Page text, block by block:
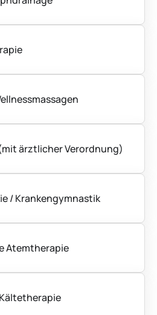
ärztlicher Verordnung)
/ Krankengymnastik
Atemtherapie